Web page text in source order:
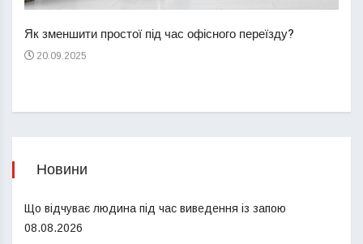
Як зменшити простої під час офісного переїзду?
20.09.2025
Новини
Що відчуває людина під час виведення із запою
08.08.2026